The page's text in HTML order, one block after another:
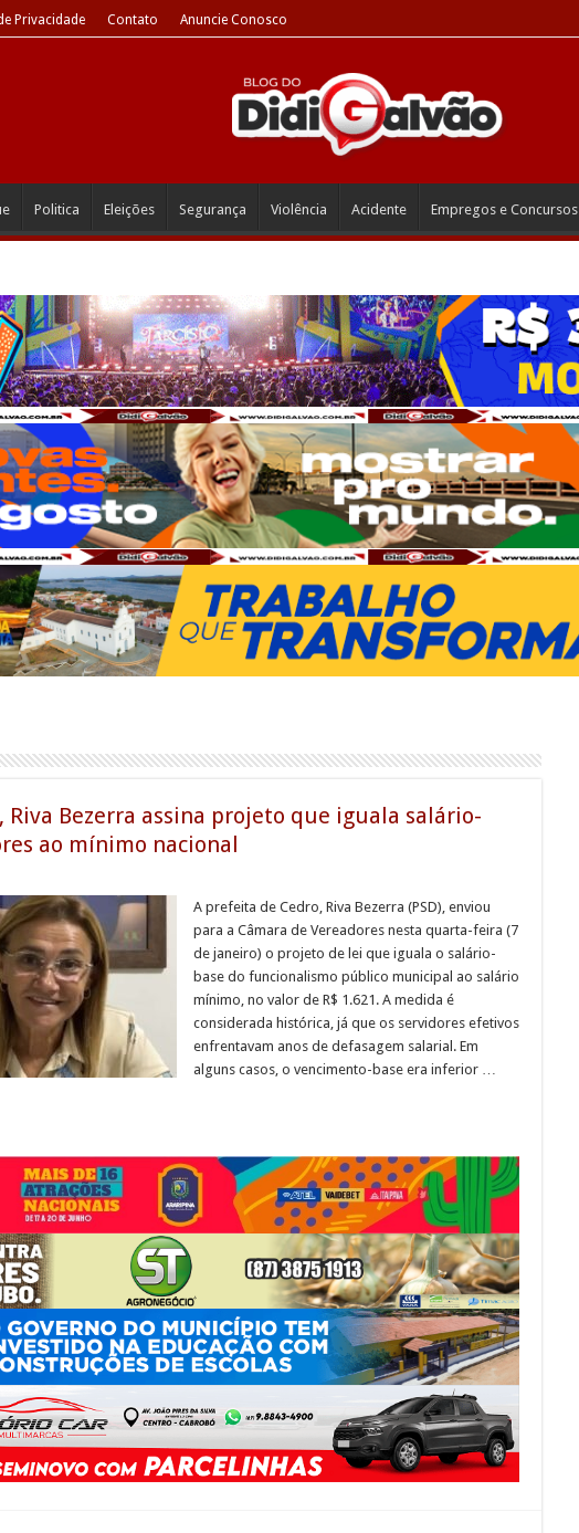
Privacidade Contato Anuncie Conosco
Politica Eleições Segurança Violência Acidente Empregos e Concursos
Riva Bezerra assina projeto que iguala salário-
ao mínimo nacional
A prefeita de Cedro, Riva Bezerra (PSD), enviou
para a Câmara de Vereadores nesta quarta-feira (7
de janeiro) o projeto de lei que iguala o salário-
base do funcionalismo público municipal ao salário
mínimo, no valor de R$ 1.621. A medida é
considerada histórica, já que os servidores efetivos
enfrentavam anos de defasagem salarial. Em
alguns casos, o vencimento-base era inferior …